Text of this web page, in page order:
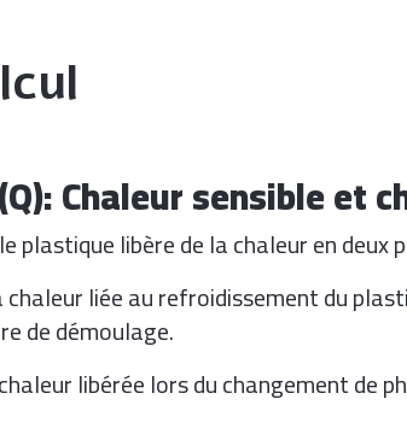
Chaleur sensible et
plastique libère de la chaleur en deux
chaleur liée au refroidissement du
de démoulage.
libérée lors du changement de